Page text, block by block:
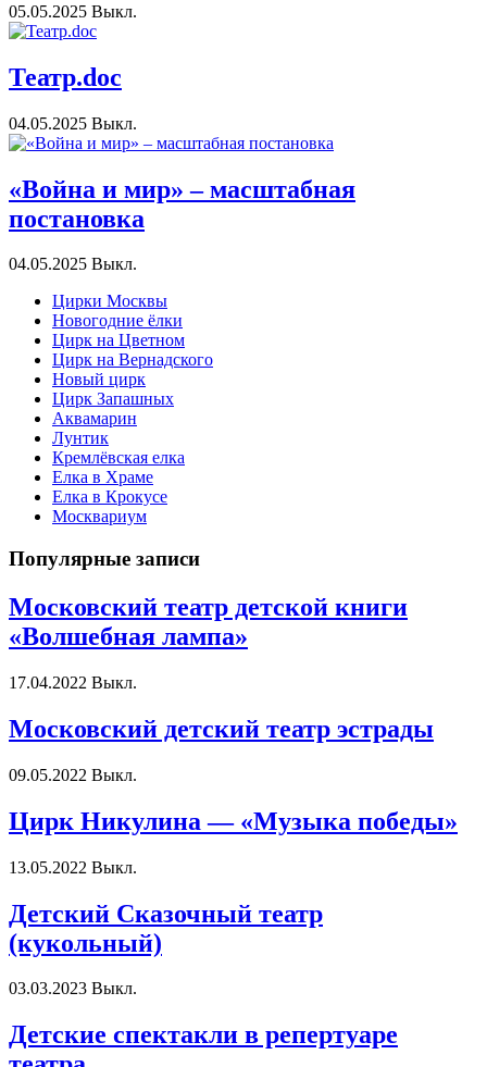
05.05.2025 Выкл.
Театр.doc
04.05.2025 Выкл.
«Война и мир» – масштабная
постановка
04.05.2025 Выкл.
Цирки Москвы
Новогодние ёлки
Цирк на Цветном
Цирк на Вернадского
Новый цирк
Цирк Запашных
Аквамарин
Лунтик
Кремлёвская елка
Елка в Храме
Елка в Крокусе
Москвариум
Популярные записи
Московский театр детской книги
«Волшебная лампа»
17.04.2022 Выкл.
Московский детский театр эстрады
09.05.2022 Выкл.
Цирк Никулина — «Музыка победы»
13.05.2022 Выкл.
Детский Сказочный театр
(кукольный)
03.03.2023 Выкл.
Детские спектакли в репертуаре